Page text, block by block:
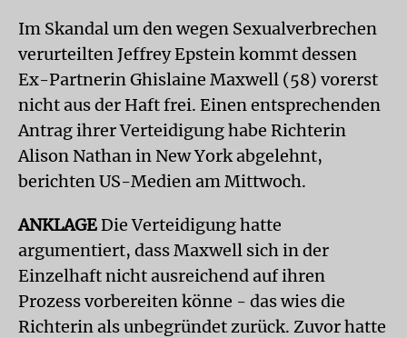
Im Skandal um den wegen Sexualverbrechen
verurteilten Jeffrey Epstein kommt dessen
Ex-Partnerin Ghislaine Maxwell (58) vorerst
nicht aus der Haft frei. Einen entsprechenden
Antrag ihrer Verteidigung habe Richterin
Alison Nathan in New York abgelehnt,
berichten US-Medien am Mittwoch.
ANKLAGEDie Verteidigung hatte
argumentiert, dass Maxwell sich in der
Einzelhaft nicht ausreichend auf ihren
Prozess vorbereiten könne - das wies die
Richterin als unbegründet zurück. Zuvor hatte